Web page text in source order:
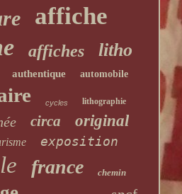
affiche
affiches litho
authentique automobile
cycles lithographie
circa original
exposition
france chemin